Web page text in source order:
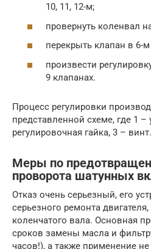
10, 11, 12-м;
провернуть коленвал
перекрыть клапан в 6-
произвести
9 клапанах.
Процесс регулировки
представленной схеме, где 1
регулировочная гайка, 3 – винт.
Меры по
проворота шатунных
Отказ очень серьезный, его
серьезного ремонта
коленчатого вала. Основная
сроков замены масла и
часов!), а также применение